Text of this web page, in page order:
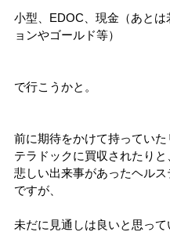
小型、EDOC、現金（あとは
ョンやゴールド等）
で行こうかと。
前に期待をかけて持ってい
テラドックに買収されたりと
悲しい出来事があったヘル
ですが、
未だに見通しは良いと思って